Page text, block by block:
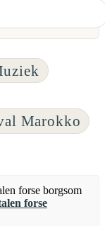
Marokko
forse